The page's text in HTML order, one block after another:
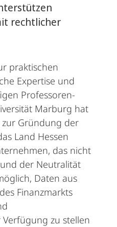
rechtlicher
praktischen
Expertise und
Professoren-
Marburg hat
Gründung der
Land Hessen
das nicht
der Neutralität
Daten aus
Finanzmarkts
zu stellen